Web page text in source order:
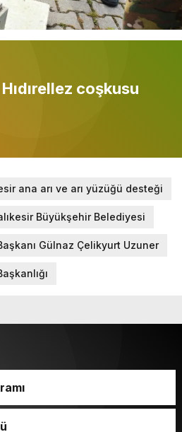
coşkusu
ana arı ve arı yüzüğü desteği
Büyükşehir Belediyesi
Gülnaz Çelikyurt Uzuner